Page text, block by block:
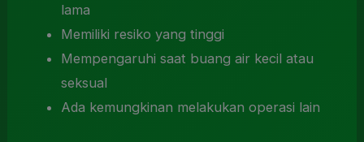
lama
Memiliki resiko yang tinggi
Mempengaruhi saat buang air kecil atau
seksual
Ada kemungkinan melakukan operasi lain